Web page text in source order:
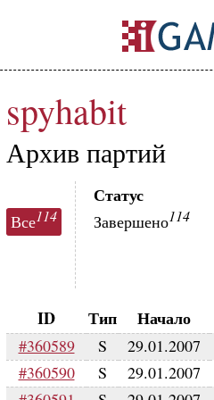
spyhabit
Архив партий
Все114
Статус
Завершено114
ID Тип Начало
#360589 S 29.01.2007
#360590
S 29.01.2007